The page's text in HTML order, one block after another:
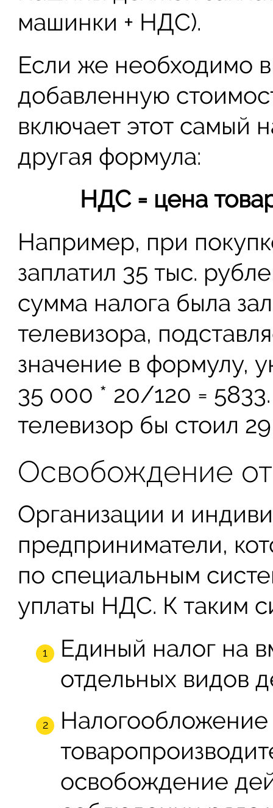
машинки + НДС).
Если же необходимо
добавленную
включает этот самый
другая формула:
НДС = цена
Например, при
заплатил 35 тыс.
сумма налога была
телевизора,
значение в формулу,
35 000 * 20/120 =
телевизор бы стоил
Освобождение
Организации и
предприниматели,
по специальным
уплаты НДС. К таким
Единый налог на
отдельных видов
Налогообложение
освобождение